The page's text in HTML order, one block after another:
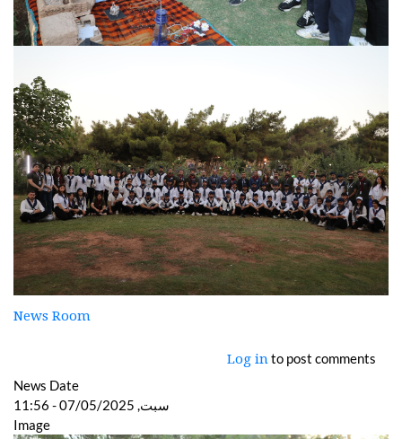
News Room
Log into post comments
News Date
سبت, 07/05/2025 - 11:56
Image